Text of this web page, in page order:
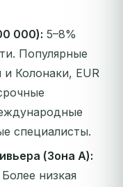
000): 5–8%
Популярные
Колонаки, EUR
специалисты.
(Зона A):
низкая